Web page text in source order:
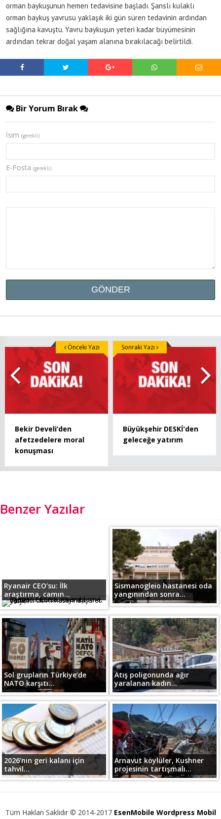
orman baykuşunun hemen tedavisine başladı. Şanslı kulaklı
orman baykuş yavrusu yaklaşık iki gün süren tedavinin ardından
sağlığına kavuştu. Yavru baykuşun yeteri kadar büyümesinin
ardından tekrar doğal yaşam alanına bırakılacağı belirtildi.
Bir Yorum Bırak
İsim (gerekli)
E-Posta (gerekli)
Bekir Develi’den
afetzedelere moral
konuşması
Önceki Yazı
Büyükşehir DESKİ’den
geleceğe yatırım
Sonraki Yazı
Benzer Yazılar
Ryanair CEO’su: İlk
araştırma, camın...
Sismanogleio hastanesi oda
yangınından sonra...
Sol grupların Türkiye’de
NATO karşıtı...
Atış poligonunda ağır
yaralanan kadın...
2026’nın geri kalanı için
tahvil...
Arnavut köylüler, Kushner
projesinin tartışmalı...
Tüm Hakları Saklıdır © 2014-2017 EsenMobile Wordpress Mobil